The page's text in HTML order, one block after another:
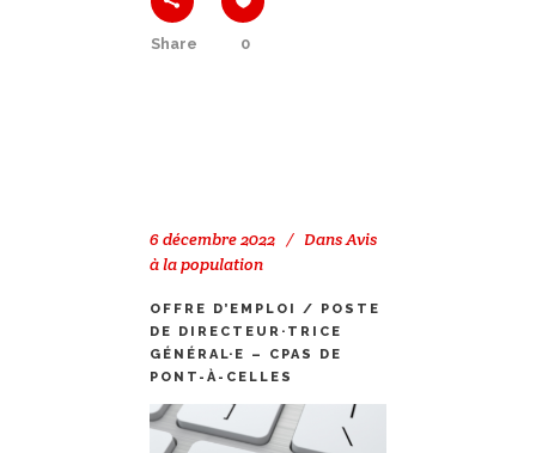
Share 0
6 décembre 2022 DansAvis
à la population
OFFRE D’EMPLOI / POSTE
DE DIRECTEUR·TRICE
GÉNÉRAL·E – CPAS DE
PONT-À-CELLES